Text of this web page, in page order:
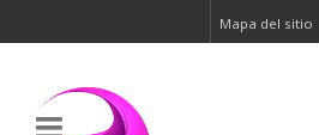
Mapa del sitio